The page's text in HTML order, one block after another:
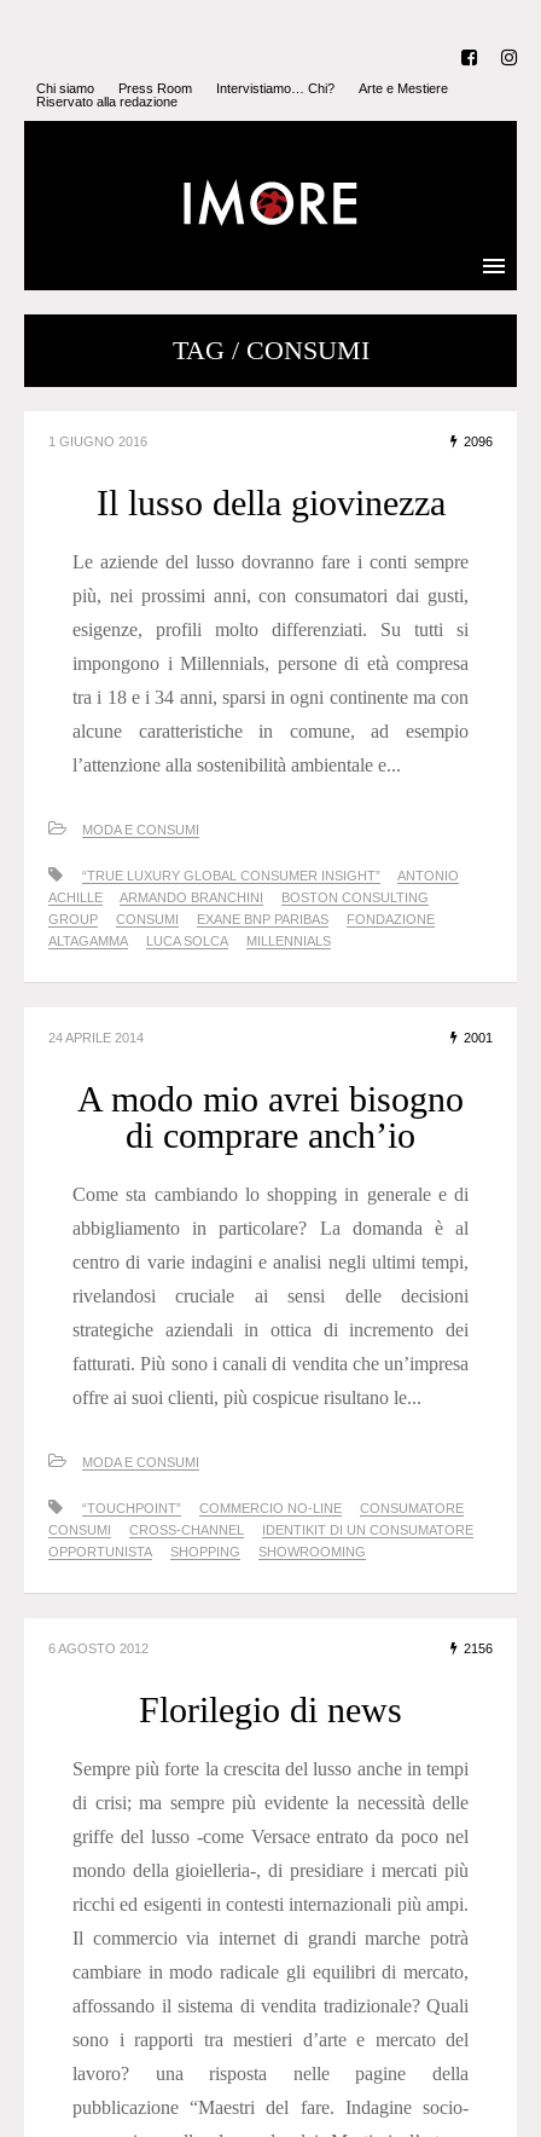
Chi siamo Press Room Intervistiamo… Chi?
Arte e Mestiere
Riservato alla redazione
TAG / CONSUMI
1 GIUGNO 2016 2096
Il lusso della giovinezza
Le aziende del lusso dovranno fare i conti sempre
più, nei prossimi anni, con consumatori dai gusti,
esigenze, profili molto differenziati. Su tutti si
impongono i Millennials, persone di età compresa
tra i 18 e i 34 anni, sparsi in ogni continente ma con
alcune caratteristiche in comune, ad esempio
l’attenzione alla sostenibilità ambientale e...
MODA E CONSUMI
“TRUE LUXURY GLOBAL CONSUMER INSIGHT”
ANTONIO
ACHILLE
ARMANDO BRANCHINI
BOSTON CONSULTING
GROUP
CONSUMI EXANE BNP PARIBAS
FONDAZIONE
ALTAGAMMA
LUCA SOLCA MILLENNIALS
24 APRILE 2014 2001
A modo mio avrei bisogno
di comprare anch’io
Come sta cambiando lo shopping in generale e di
abbigliamento in particolare? La domanda è al
centro di varie indagini e analisi negli ultimi tempi,
rivelandosi cruciale ai sensi delle decisioni
strategiche aziendali in ottica di incremento dei
fatturati. Più sono i canali di vendita che un’impresa
offre ai suoi clienti, più cospicue risultano le...
MODA E CONSUMI
“TOUCHPOINT” COMMERCIO NO-LINE
CONSUMATORE
CONSUMI
CROSS-CHANNEL
IDENTIKIT DI UN CONSUMATORE
OPPORTUNISTA
SHOPPING SHOWROOMING
6 AGOSTO 2012 2156
Florilegio di news
Sempre più forte la crescita del lusso anche in tempi
di crisi; ma sempre più evidente la necessità delle
griffe del lusso -come Versace entrato da poco nel
mondo della gioielleria-, di presidiare i mercati più
ricchi ed esigenti in contesti internazionali più ampi.
Il commercio via internet di grandi marche potrà
cambiare in modo radicale gli equilibri di mercato,
affossando il sistema di vendita tradizionale? Quali
sono i rapporti tra mestieri d’arte e mercato del
lavoro? una risposta nelle pagine della
pubblicazione “Maestri del fare. Indagine socio-